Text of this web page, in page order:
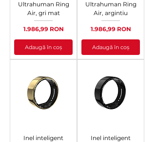
Ultrahuman Ring
Air, gri mat
Preț
1.986,99 RON
Adaugă în coș
Ultrahuman Ring
Air, argintiu
Preț
1.986,99 RON
Adaugă în coș
Inel inteligent
Inel inteligent